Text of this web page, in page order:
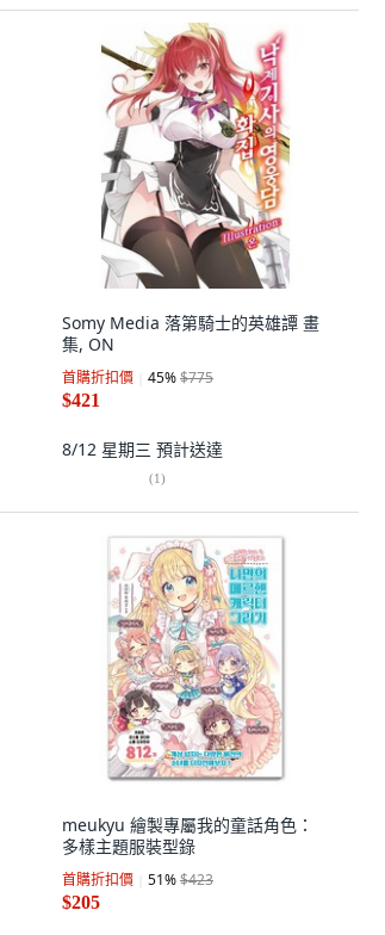
Somy Media 落第騎士的英雄譚 畫
集, ON
首購折扣價 45%$775
$421
8/12 星期三 預計送達
(1)
meukyu 繪製專屬我的童話角色：
多樣主題服裝型錄
首購折扣價 51%$423
$205